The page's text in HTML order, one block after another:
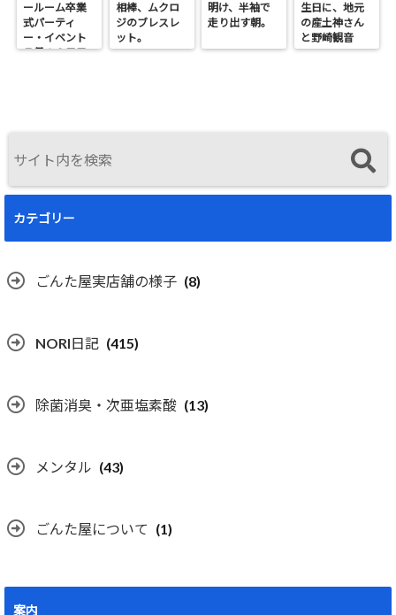
ールーム卒業
式パーティ
ー・イベント
７月１９日日
相棒、ムクロ
ジのブレスレ
ット。
明け、半袖で
走り出す朝。
生日に、地元
の産土神さん
と野崎観音
へ。
カテゴリー
ごんた屋実店舗の様子 (8)
NORI日記 (415)
除菌消臭・次亜塩素酸 (13)
メンタル (43)
ごんた屋について (1)
案内